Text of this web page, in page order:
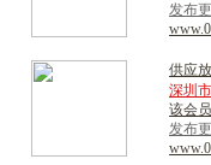
发布
供应放
深圳
该会
发布